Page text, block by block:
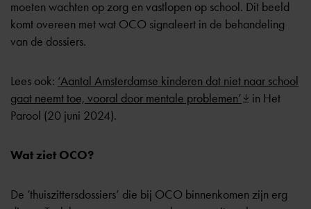
moeten wachten op zorg en vastlopen op school. Dit beeld
komt overeen met wat OCO signaleert in de behandeling
van de dossiers.
Lees ook: ‘Aantal Amsterdamse kinderen dat niet naar school
gaat neemt toe, vooral door mentale problemen’
in Het
Parool (20 juni 2024).
Wat ziet OCO?
De ’thuiszittersdossiers’ die bij OCO binnenkomen zijn erg